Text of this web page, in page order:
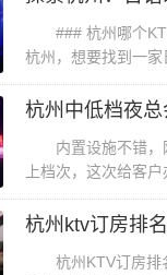
种风格的包厢选择
您的每一场K歌都
务 7. 【金麦娱乐
之一，以其豪华的
。这里不仅有各种
活动，是大型聚会
环境、丰富娱乐项
计和顶级的音响
### 杭州哪个
杭州，想要找到一家
不是一件难事。随
音乐的全球化，越来
内置设施不错，
上档次，这次给客
间过来玩玩，KK歌
错，第一次过来这里
杭州KTV订房排